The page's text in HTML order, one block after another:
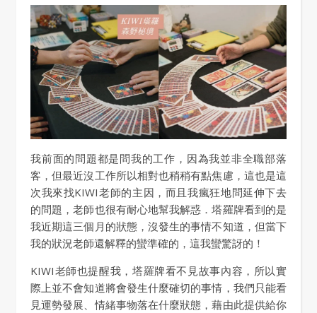
我前面的問題都是問我的工作，因為我並非全職部落
客，但最近沒工作所以相對也稍稍有點焦慮，這也是這
次我來找KIWI老師的主因，而且我瘋狂地問延伸下去
的問題，老師也很有耐心地幫我解惑．塔羅牌看到的是
我近期這三個月的狀態，沒發生的事情不知道，但當下
我的狀況老師還解釋的蠻準確的，這我蠻驚訝的！
KIWI老師也提醒我，塔羅牌看不見故事內容，所以實
際上並不會知道將會發生什麼確切的事情，我們只能看
見運勢發展、情緒事物落在什麼狀態，藉由此提供給你